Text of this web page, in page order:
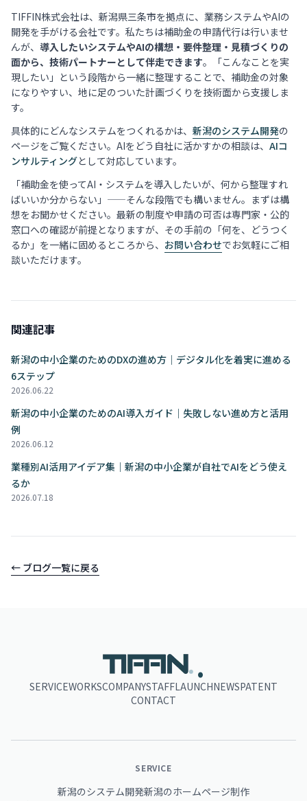
TIFFIN株式会社は、新潟県三条市を拠点に、業務システムやAIの
開発を手がける会社です。私たちは補助金の申請代行は行いませ
んが、 導入したいシステムやAIの構想・要件整理・見積づくりの
面から、技術パートナーとして伴走できます。「こんなことを実
現したい」という段階から一緒に整理することで、補助金の対象
になりやすい、地に足のついた計画づくりを技術面から支援しま
す。
具体的にどんなシステムをつくれるかは、 新潟のシステム開発の
ページをご覧ください。AIをどう自社に活かすかの相談は、 AIコ
ンサルティングとして対応しています。
「補助金を使ってAI・システムを導入したいが、何から整理すれ
ばいいか分からない」——そんな段階でも構いません。まずは構
想をお聞かせください。最新の制度や申請の可否は専門家・公的
窓口への確認が前提となりますが、その手前の「何を、どうつく
るか」を一緒に固めるところから、 お問い合わせでお気軽にご相
談いただけます。
関連記事
新潟の中小企業のためのDXの進め方｜デジタル化を着実に進める
6ステップ
2026.06.22
新潟の中小企業のためのAI導入ガイド｜失敗しない進め方と活用
例
2026.06.12
業種別AI活用アイデア集｜新潟の中小企業が自社でAIをどう使え
るか
2026.07.18
← ブログ一覧に戻る
.
SERVICEWORKSCOMPANYSTAFFLAUNCHNEWSPATENT
CONTACT
SERVICE
新潟のシステム開発新潟のホームページ制作